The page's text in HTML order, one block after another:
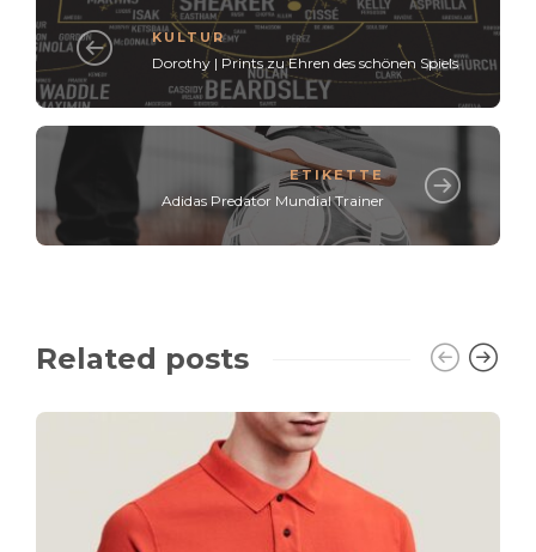
KULTUR
Dorothy | Prints zu Ehren des schönen Spiels
ETIKETTE
Adidas Predator Mundial Trainer
Related posts